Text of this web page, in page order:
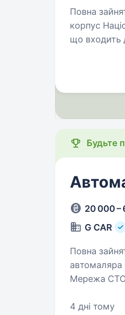
Повна
корпус
що входить
Будьте
20 000 –
G CAR
Повна
автомаляра
Мережа СТО
4 дні тому